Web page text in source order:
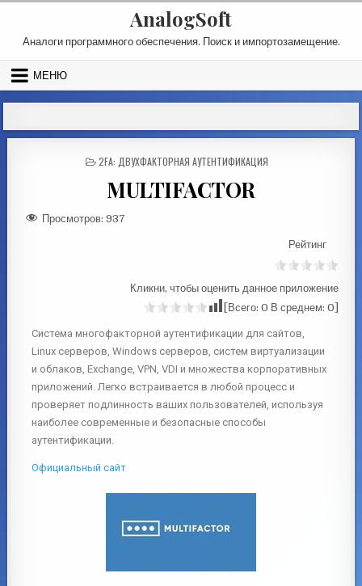
AnalogSoft
Аналоги программного обеспечения. Поиск и импортозамещение.
МЕНЮ
2FA: ДВУХФАКТОРНАЯ АУТЕНТИФИКАЦИЯ
MULTIFACTOR
Просмотров: 937
Рейтинг
Кликни, чтобы оценить данное приложение
[Всего: 0 В среднем: 0
Система многофакторной аутентификации для сайтов,
Linux серверов, Windows серверов, систем виртуализации
и облаков, Exchange, VPN, VDI и множества корпоративных
приложений. Легко встраивается в любой процесс и
проверяет подлинность ваших пользователей, используя
наиболее современные и безопасные способы
аутентификации.
Официальный сайт